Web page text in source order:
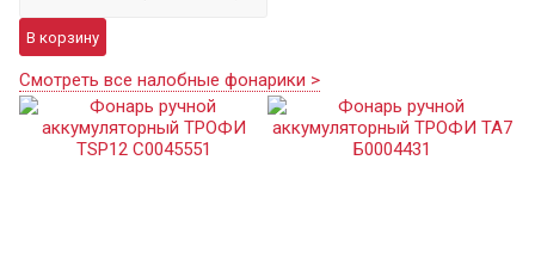
В корзину
Смотреть все налобные фонарики >